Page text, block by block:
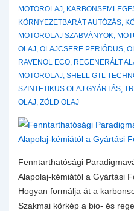
MOTOROLAJ,
KÖRNYEZETBARÁT AUTÓZÁS,
MOTOROLAJ SZABVÁNYOK,
OLAJ, OLAJCSERE PERIÓDUS,
RAVENOL ECO, REGENERÁLT
MOTOROLAJ, SHELL GTL
SZINTETIKUS OLAJ GYÁRTÁS,
OLAJ, ZÖLD OLAJ
Fenntarthatósági
Alapolaj-kémiától a Gyártási
Hogyan formálja át a
Szakmai körkép a bio- és